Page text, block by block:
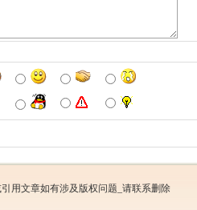
用文章如有涉及版权问题_请联系删除